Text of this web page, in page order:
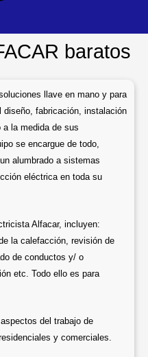
baratos
llave en mano y para
fabricación, instalación
la medida de sus
se encargue de todo,
alumbrado a sistemas
eléctrica en toda su
Alfacar, incluyen:
la calefacción, revisión de
de conductos y/ o
etc. Todo ello es para
del trabajo de
y comerciales.